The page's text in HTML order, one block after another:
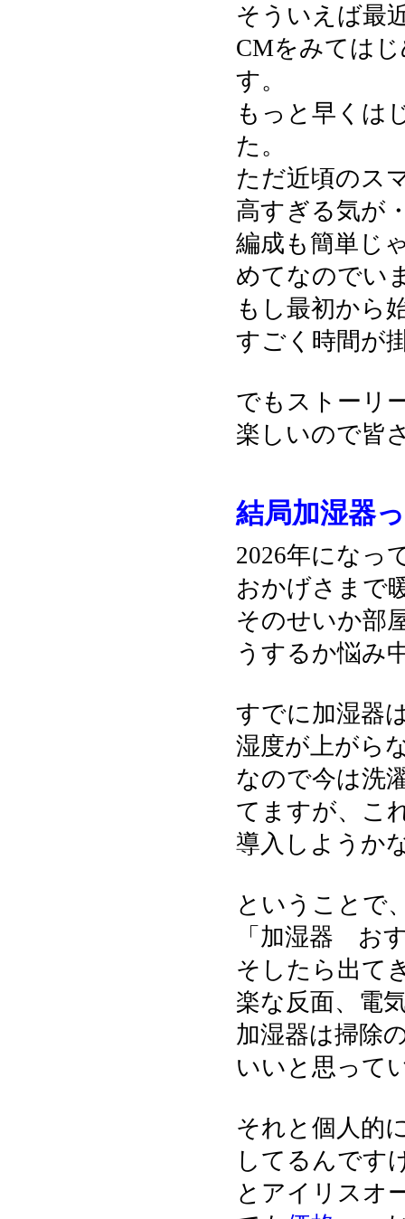
そういえば最
CMをみては
す。
もっと早くは
た。
ただ近頃のス
高すぎる気が
編成も簡単じ
めてなのでい
もし最初から
すごく時間が
でもストーリ
楽しいので皆
結局加湿器
2026年になっ
おかげさまで
そのせいか部
うするか悩み
すでに加湿器
湿度が上がら
なので今は洗
てますが、こ
導入しようか
ということで
「加湿器 お
そしたら出て
楽な反面、電
加湿器は掃除
いいと思って
それと個人的
してるんです
とアイリスオ